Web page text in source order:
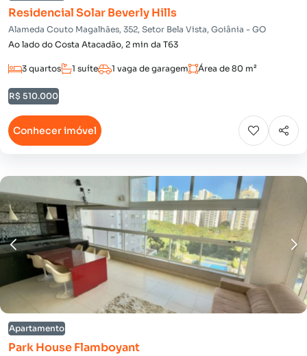
Residencial Solar Beverly Hills
Alameda Couto Magalhães, 352, Setor Bela Vista, Goiânia - GO
Ao lado do Costa Atacadão, 2 min da T63
3 quartos 1 suíte 1 vaga de garagem Área de 80 m²
R$ 510.000
Conhecer imóvel
Apartamento
Park House Flamboyant